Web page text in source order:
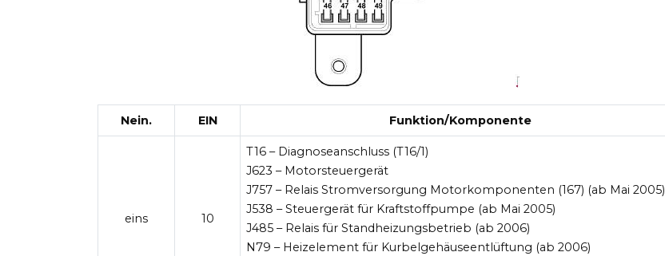
Nein. EIN Funktion/Komponente
eins 10
T16 – Diagnoseanschluss (T16/1)
J623 – Motorsteuergerät
J757 – Relais Stromversorgung Motorkomponenten (167) (ab Mai 2005)
J538 – Steuergerät für Kraftstoffpumpe (ab Mai 2005)
J485 – Relais für Standheizungsbetrieb (ab 2006)
N79 – Heizelement für Kurbelgehäuseentlüftung (ab 2006)